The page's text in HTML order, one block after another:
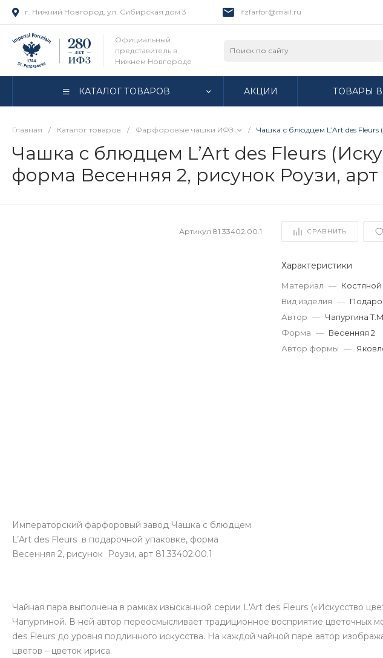
г. Нижний Новгород, ул. Сибирская дом 3 ifzfarfor@mail.ru
Официальный
представитель в
Нижнем Новгороде
КАТАЛОГ ТОВАРОВ АКЦИИ ТОВАРЫ
Главная / Каталог товаров / Фарфоровые чашки ИФЗ / Чашка с блюдцем L’Art des
Чашка с блюдцем L’Art des Fleurs
форма Весенняя 2, рисунок Роузи,
Артикул81.33402.00.1 СРАВНИТЬ
Императорский фарфоровый завод Чашка с блюдцем
L’Art des Fleurs в подарочной упаковке, форма
Весенняя 2, рисунок Роузи, арт 81.33402.00.1
Характеристики
Материал —
Вид изделия —
Автор — Чапургина Т.М.
Форма — Весенняя 2
Автор формы —
Чайная пара выполнена в рамках изысканной серии L'Art des Fleurs («Искусство
Чапургиной. В ней автор переосмысливает традиционное восприятие цветочных
des Fleurs до уровня подлинного искусства. На каждой чайной паре автор
цветов – цветок ириса.